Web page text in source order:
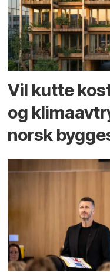
Vil kutte
og
norsk